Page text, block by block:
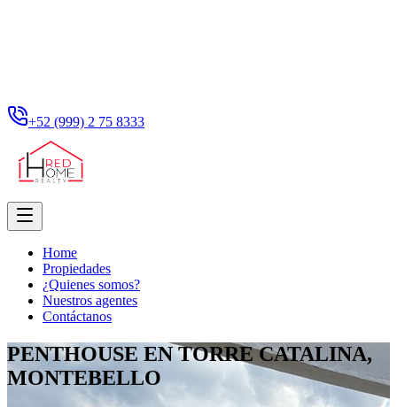
+52 (999) 2 75 8333
Home
Propiedades
¿Quienes somos?
Nuestros agentes
Contáctanos
PENTHOUSE EN TORRE CATALINA,
MONTEBELLO